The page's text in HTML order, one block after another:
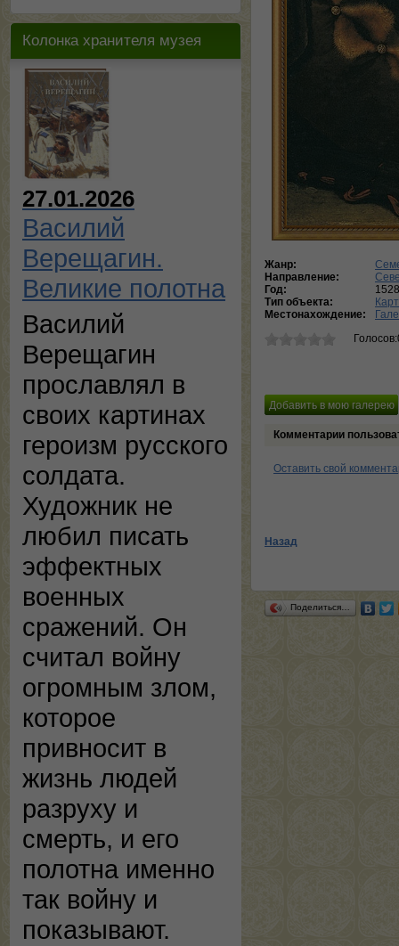
Колонка хранителя музея
27.01.2026
Василий
Верещагин.
Великие полотна
Василий
Верещагин
прославлял в
своих картинах
героизм русского
солдата.
Художник не
любил писать
эффектных
военных
сражений. Он
считал войну
огромным злом,
которое
привносит в
жизнь людей
разруху и
смерть, и его
полотна именно
так войну и
показывают.
Жанр:
Направление:
Год:
1528
Тип объекта:
Местонахождение:
Комментарии
Оставить свой
Назад
Поделиться…